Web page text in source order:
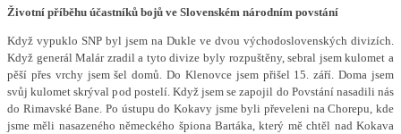
Životní příběhu účastníků bojů ve Slovenském národním povstání
Když vypuklo SNP byl jsem na Dukle ve dvou východoslovenských divizích.
Když generál Malár zradil a tyto divize byly rozpuštěny, sebral jsem kulomet a
pěší přes vrchy jsem šel domů. Do Klenovce jsem přišel 15. září. Doma jsem
svůj kulomet skrýval pod postelí. Když jsem se zapojil do Povstání nasadili nás
do Rimavské Bane. Po ústupu do Kokavy jsme byli převeleni na Chorepu, kde
jsme měli nasazeného německého špiona Bartáka, který mě chtěl nad Kokava